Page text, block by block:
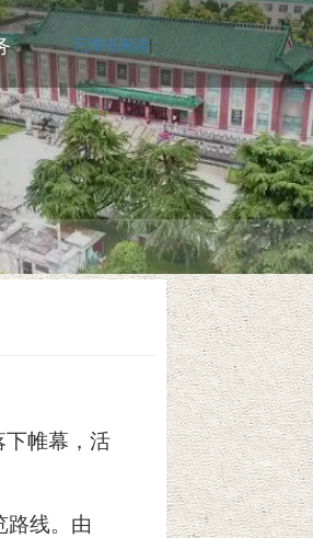
无障碍阅读|
下帷幕，活
路线。由